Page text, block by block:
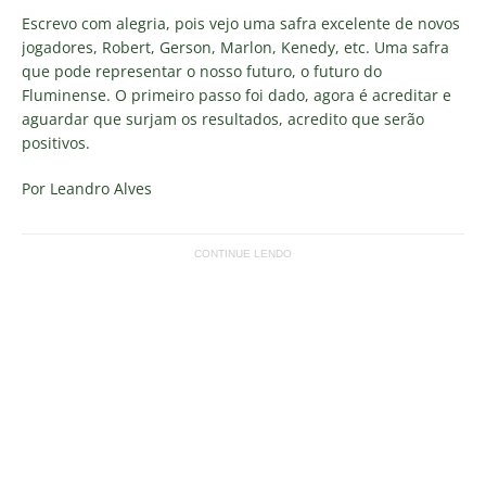
Escrevo com alegria, pois vejo uma safra excelente de novos
jogadores, Robert, Gerson, Marlon, Kenedy, etc. Uma safra
que pode representar o nosso futuro, o futuro do
Fluminense. O primeiro passo foi dado, agora é acreditar e
aguardar que surjam os resultados, acredito que serão
positivos.
Por Leandro Alves
CONTINUE LENDO